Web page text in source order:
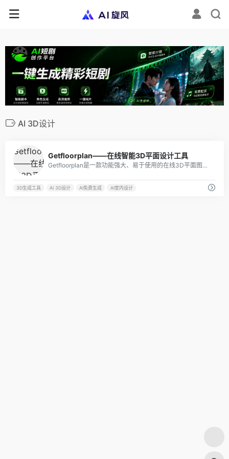
AI 3D设计
Getfloorplan——在线智能3D平面设计工具
Getfloorplan是一款功能强大、易于使用的在线3D平面图设计工具。其强大的AI功能可以帮助用户快速创建高质量的设计方案
3D生成工具 AI 3D设计 AI免费生成 AI室内设计